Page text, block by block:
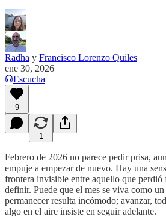
Radha y Francisco Lorenzo Quiles
ene 30, 2026
Escucha
9
1
Febrero de 2026 no parece pedir prisa,
empuje a empezar de nuevo. Hay una
frontera invisible entre aquello que perdió
definir. Puede que el mes se viva como
permanecer resulta incómodo; avanzar,
algo en el aire insiste en seguir adelante.